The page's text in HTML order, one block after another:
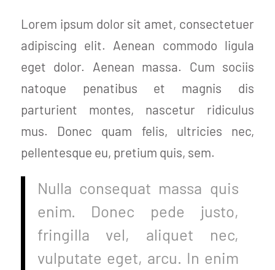
Lorem ipsum dolor sit amet, consectetuer
adipiscing elit. Aenean commodo ligula
eget dolor. Aenean massa. Cum sociis
natoque penatibus et magnis dis
parturient montes, nascetur ridiculus
mus. Donec quam felis, ultricies nec,
pellentesque eu, pretium quis, sem.
Nulla consequat massa quis
enim. Donec pede justo,
fringilla vel, aliquet nec,
vulputate eget, arcu. In enim